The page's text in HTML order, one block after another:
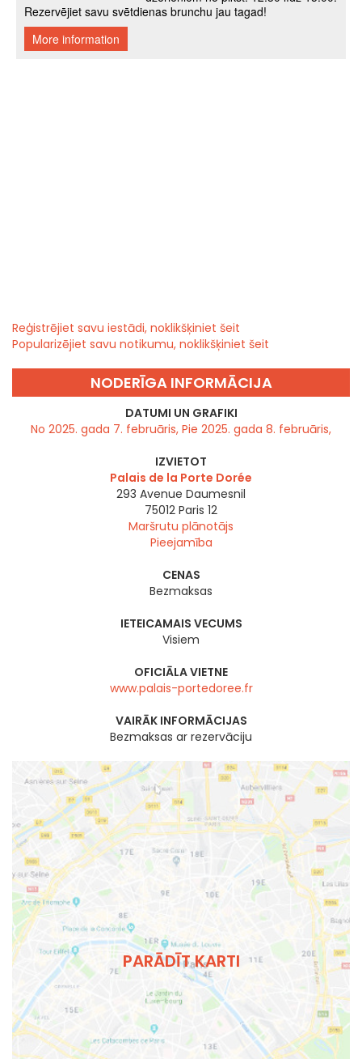
Reģistrējiet savu iestādi, noklikšķiniet šeit
Popularizējiet savu notikumu, noklikšķiniet šeit
NODERĪGA INFORMĀCIJA
DATUMI UN GRAFIKI
No 2025. gada 7. februāris, Pie 2025. gada 8. februāris,
IZVIETOT
Palais de la Porte Dorée
293 Avenue Daumesnil
75012 Paris 12
Maršrutu plānotājs
Pieejamība
CENAS
Bezmaksas
IETEICAMAIS VECUMS
Visiem
OFICIĀLA VIETNE
www.palais-portedoree.fr
VAIRĀK INFORMĀCIJAS
Bezmaksas ar rezervāciju
PARĀDĪT KARTI